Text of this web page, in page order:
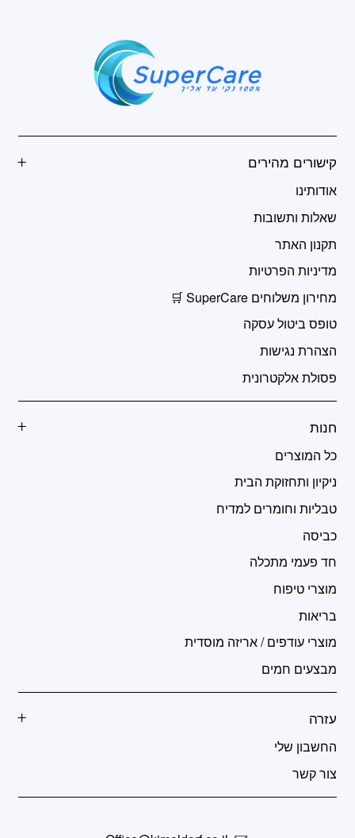
קישורים מהירים
אודותינו
שאלות ותשובות
תקנון האתר
מדיניות הפרטיות
מחירון משלוחים SuperCare 🛒
טופס ביטול עסקה
הצהרת נגישות
פסולת אלקטרונית
חנות
כל המוצרים
ניקיון ותחזוקת הבית
טבליות וחומרים למדיח
כביסה
חד פעמי מתכלה
מוצרי טיפוח
בריאות
מוצרי עודפים / אריזה מוסדית
מבצעים חמים
עזרה
החשבון שלי
צור קשר